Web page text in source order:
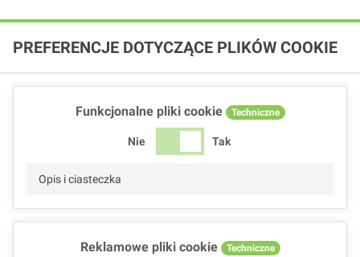
PREFERENCJE DOTYCZĄCE PLIKÓW COOKIE
Funkcjonalne pliki cookie Techniczne
Nie Tak
Opis i ciasteczka
Reklamowe pliki cookie Techniczne